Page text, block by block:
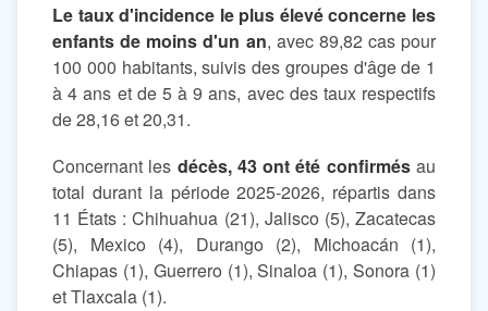
Le taux d'incidence le plus élevé concerne les
enfants de moins d'un an, avec 89,82 cas pour
100 000 habitants, suivis des groupes d'âge de 1
à 4 ans et de 5 à 9 ans, avec des taux respectifs
de 28,16 et 20,31.
Concernant les décès, 43 ont été confirmésau
total durant la période 2025-2026, répartis dans
11 États : Chihuahua (21), Jalisco (5), Zacatecas
(5), Mexico (4), Durango (2), Michoacán (1),
Chiapas (1), Guerrero (1), Sinaloa (1), Sonora (1)
et Tlaxcala (1).